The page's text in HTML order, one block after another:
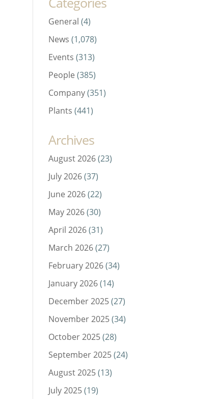
General (4)
News (1,078)
Events (313)
People (385)
Company(351)
Plants (441)
Archives
August 2026(23)
July 2026(37)
June 2026(22)
May 2026(30)
April 2026(31)
March 2026(27)
February 2026(34)
January 2026(14)
December 2025(27)
November 2025(34)
October 2025(28)
September 2025(24)
August 2025(13)
July 2025(19)